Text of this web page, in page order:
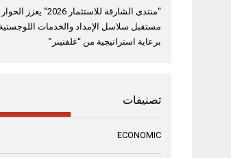
“منتدى الشارقة للاستثمار 2026”
مستقبل سلاسل الإمداد والخدمات اللوجستية
برعاية استراتيجية من “غلفتينر”
تصنيفات
ECONOMIC